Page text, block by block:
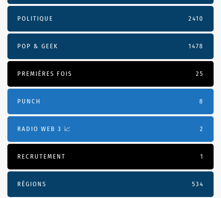
POLITIQUE 2410
POP & GEEK 1478
PREMIÈRES FOIS 25
PUNCH 8
RADIO WEB 3 📈 2
RECRUTEMENT 1
RÉGIONS 534